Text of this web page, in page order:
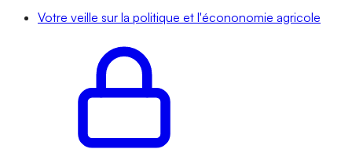
Votre veille sur la politique et l'écononomie agricole